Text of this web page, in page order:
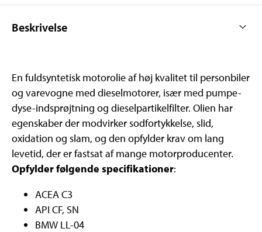
Beskrivelse
En fuldsyntetisk motorolie af høj kvalitet til personbiler
og varevogne med dieselmotorer, især med pumpe-
dyse-indsprøjtning og dieselpartikelfilter. Olien har
egenskaber der modvirker sodfortykkelse, slid,
oxidation og slam, og den opfylder krav om lang
levetid, der er fastsat af mange motorproducenter.
Opfylder følgende specifikationer:
ACEA C3
API CF, SN
BMW LL-04